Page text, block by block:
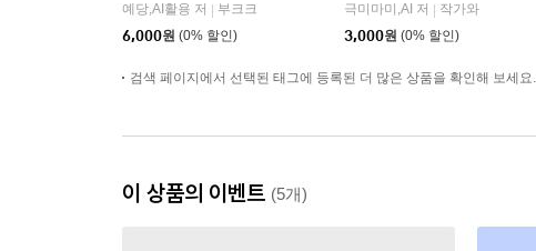
예당,AI활용 저
부크크
6,000원 (0% 할인)
극미마미,AI 저
작가와
3,000원 (0% 할인)
검색 페이지에서 선택된 태그에 등록된 더 많은 상품을 확인해 보세요.
이 상품의 이벤트 (5개)